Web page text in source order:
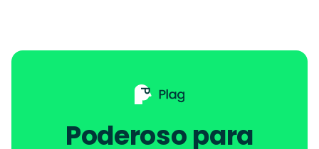
Poderoso para